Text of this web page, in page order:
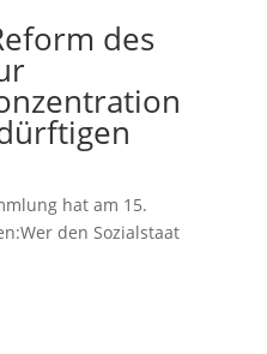
des
hat am 15.
den Sozialstaat